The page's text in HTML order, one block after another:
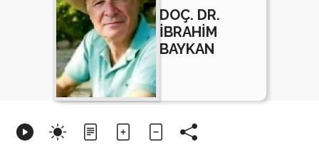
DOÇ. DR.
İBRAHİM
BAYKAN